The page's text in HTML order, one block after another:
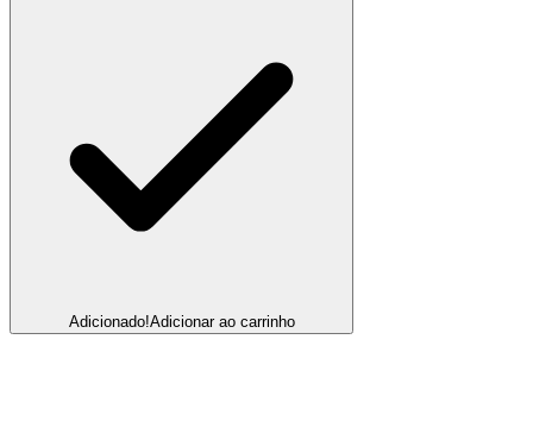
Adicionado!Adicionar ao carrinho